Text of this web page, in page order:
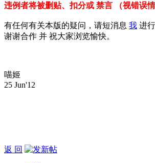
违例者将被删贴、扣分或 禁言 （视错误
有任何有关本版的疑问，请短消息 我 进
谢谢合作 并 祝大家浏览愉快。
喵姬
25 Jun'12
返 回